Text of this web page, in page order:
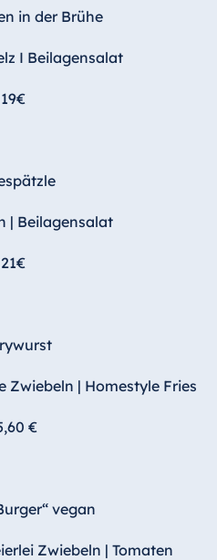
in der Brühe
I Beilagensalat
19€
| Beilagensalat
21€
Zwiebeln | Homestyle Fries
€
vegan
Zwiebeln | Tomaten